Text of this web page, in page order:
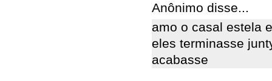
Anônimo disse...
amo o casal estela
eles terminasse
acabasse